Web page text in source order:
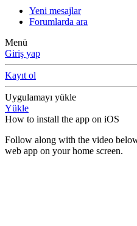
Yeni mesajlar
Forumlarda ara
Menü
Giriş yap
Kayıt ol
Uygulamayı yükle
Yükle
How to install the app on iOS
Follow along with the video
web app on your home screen.